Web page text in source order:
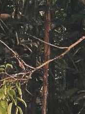
2026), 61 policiais e
deputados e
daPEC da
Estes dois discursos
os próximos meses
parte dos agentes
à uma realidade que